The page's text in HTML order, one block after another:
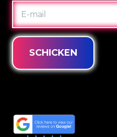
E-
MAIL
SCHICKEN